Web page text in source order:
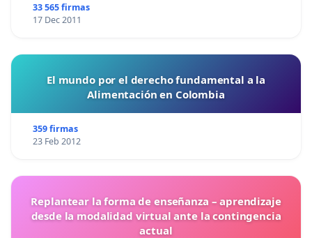
33 565 firmas
17 Dec 2011
El mundo por el derecho fundamental a la
Alimentación en Colombia
359 firmas
23 Feb 2012
Replantear la forma de enseñanza – aprendizaje
desde la modalidad virtual ante la contingencia
actual